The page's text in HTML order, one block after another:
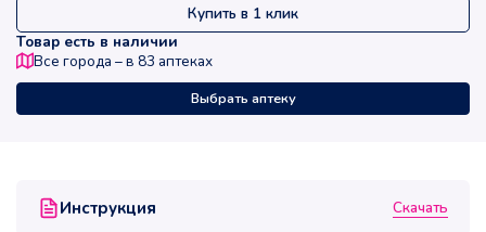
Инструкция Скачать
Купить в 1 клик
Товар есть в наличии
Все города – в 83 аптеках
Выбрать аптеку